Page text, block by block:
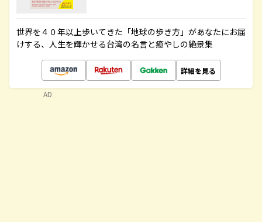
世界を４０年以上歩いてきた「地球の歩き方」があなたにお届
けする、人生を輝かせる台湾の名言と癒やしの絶景集
詳細を見る
AD